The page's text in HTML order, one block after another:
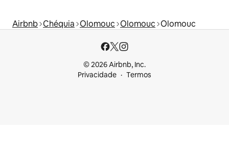
Airbnb Chéquia Olomouc Olomouc Olomouc
© 2026 Airbnb, Inc.
Privacidade
Termos